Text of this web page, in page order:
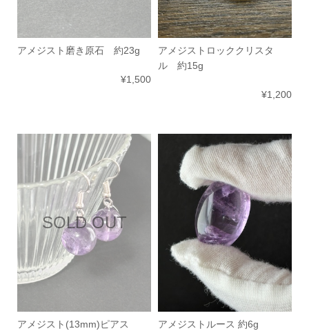
アメジスト磨き原石 約23g
¥1,500
アメジストロッククリスタ
ル 約15g
¥1,200
SOLD OUT
アメジスト(13mm)ピアス アメジストルース 約6g